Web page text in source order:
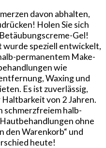
davon abhalten,
Holen Sie sich
Gel!
speziell entwickelt,
permanentem Make-
wie
Waxing und
Es ist zuverlässig,
von 2 Jahren.
schmerzfreiem halb-
ohne
den Warenkorb“ und
heute!